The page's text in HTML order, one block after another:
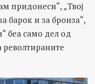
придонеси“, „Твој
барок и за бронза“,
беа само дел од
револтираните